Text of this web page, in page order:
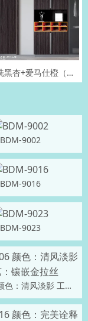
P2021 水洗黑杏+爱马仕橙（分左右）
BDM-9002
BDM-9016
BDM-9023
LQ-2006 颜色：清风淡影 工艺：镶嵌金拉丝